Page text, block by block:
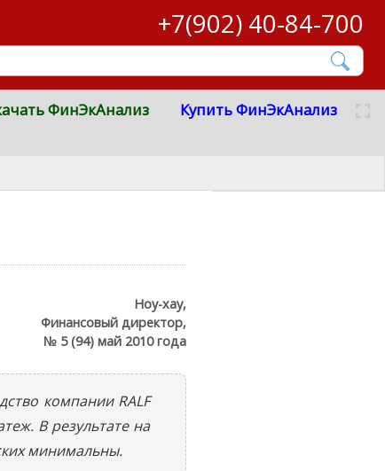
+7(902) 40-84-700
ФинЭкАнализ Купить ФинЭкАнализ
Ноу-хау,
Финансовый директор,
№ 5 (94) май 2010 года
компании RALF
В результате на
минимальны.